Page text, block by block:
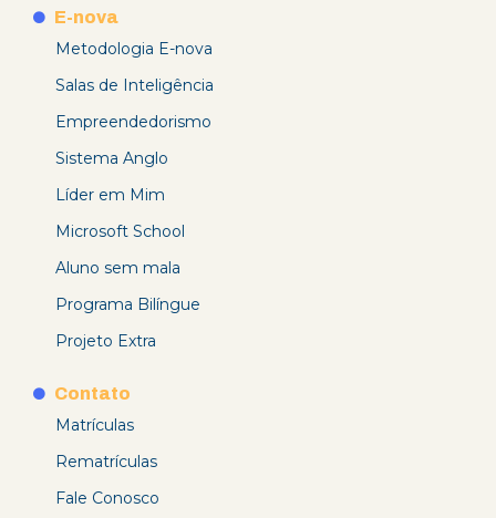
E-nova
Metodologia E-nova
Salas de Inteligência
Empreendedorismo
Sistema Anglo
Líder em Mim
Microsoft School
Aluno sem mala
Programa Bilíngue
Projeto Extra
Contato
Matrículas
Rematrículas
Fale Conosco